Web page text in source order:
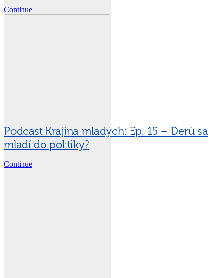
Continue
Podcast Krajina mladých: Ep. 15 – Derú sa
mladí do politiky?
Continue